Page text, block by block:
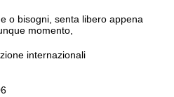
o bisogni, senta libero appena
momento,
internazionali